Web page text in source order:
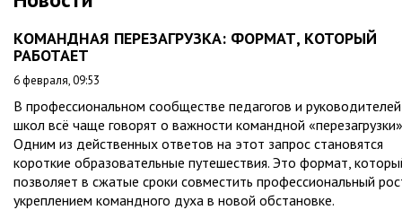
КОМАНДНАЯ ПЕРЕЗАГРУЗКА: ФОРМАТ, КОТОРЫЙ
РАБОТАЕТ
6 февраля, 09:53
В профессиональном сообществе педагогов и руководителей
школ всё чаще говорят о важности командной
Одним из действенных ответов на этот запрос становятся
короткие образовательные путешествия. Это формат,
позволяет в сжатые сроки совместить профессиональный
укреплением командного духа в новой обстановке.